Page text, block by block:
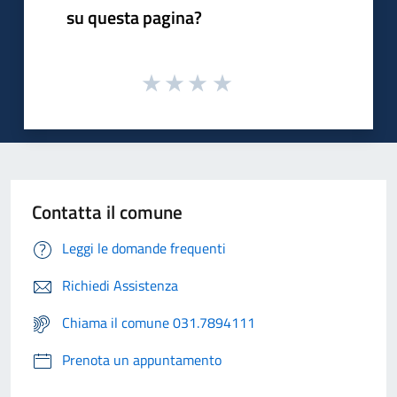
su questa pagina?
Contatta il comune
Leggi le domande frequenti
Richiedi Assistenza
Chiama il comune 031.7894111
Prenota un appuntamento